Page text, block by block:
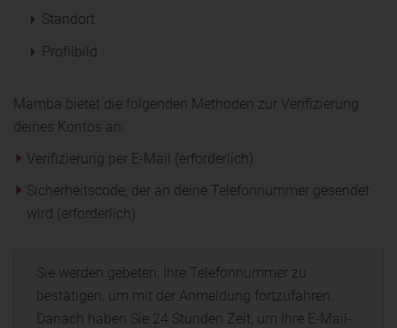
Standort
Profilbild
Mamba bietet die folgenden Methoden zur Verifizierung
deines Kontos an:
Verifizierung per E-Mail (erforderlich)
Sicherheitscode, der an deine Telefonnummer gesendet
wird (erforderlich)
Sie werden gebeten, Ihre Telefonnummer zu
bestätigen, um mit der Anmeldung fortzufahren.
Danach haben Sie 24 Stunden Zeit, um Ihre E-Mail-